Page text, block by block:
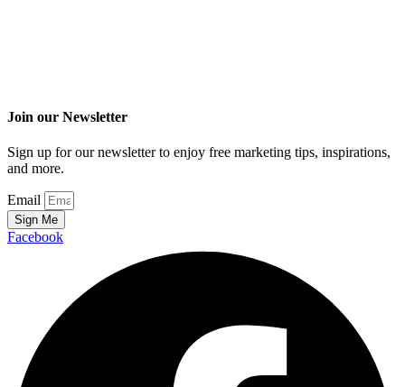
Join our Newsletter
Sign up for our newsletter to enjoy free marketing tips, inspirations,
and more.
Email
Sign Me
Facebook